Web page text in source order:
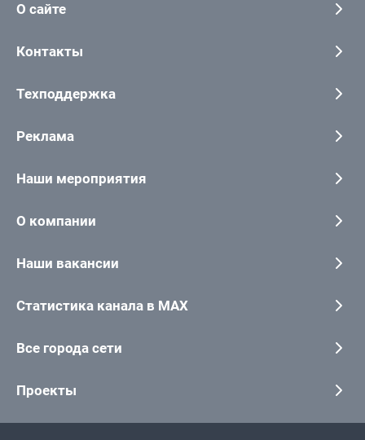
О сайте
Контакты
Техподдержка
Реклама
Наши мероприятия
О компании
Наши вакансии
Статистика канала в MAX
Все города сети
Проекты